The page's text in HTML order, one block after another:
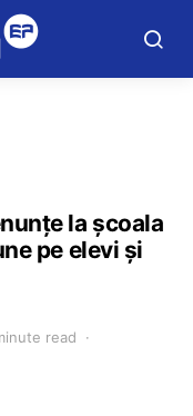
la şcoala
pe elevi şi
read